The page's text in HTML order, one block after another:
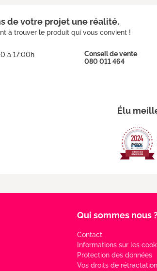
de votre projet une réalité.
à trouver le produit qui vous convient !
à 17:00h
Conseil de vente
080 011 464
Élu
Qui sommes nous
Contact
Informations sur les
Protection des données
Vos droits de rétractation